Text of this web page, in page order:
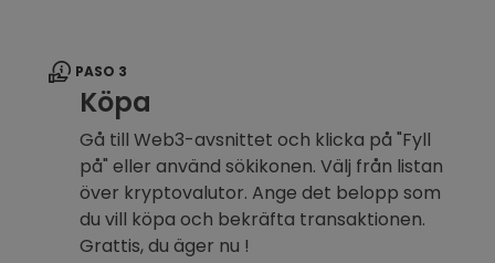
PASO 3
Köpa
Gå till Web3-avsnittet och klicka på "Fyll
på" eller använd sökikonen. Välj från listan
över kryptovalutor. Ange det belopp som
du vill köpa och bekräfta transaktionen.
Grattis, du äger nu !